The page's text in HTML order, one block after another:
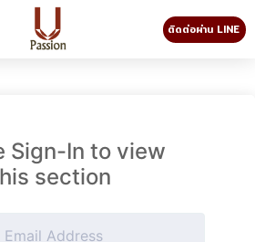
ติดต่อผ่าน LINE
Sign-In to view
section